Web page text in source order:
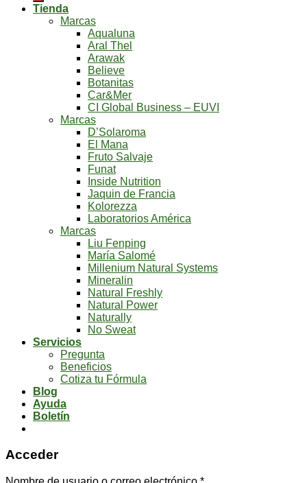
Tienda
Marcas
Aqualuna
Aral Thel
Arawak
Believe
Botanitas
Car&Mer
CI Global Business – EUVI
Marcas
D’Solaroma
El Mana
Fruto Salvaje
Funat
Inside Nutrition
Jaquin de Francia
Kolorezza
Laboratorios América
Marcas
Liu Fenping
María Salomé
Millenium Natural Systems
Mineralin
Natural Freshly
Natural Power
Naturally
No Sweat
Servicios
Pregunta
Beneficios
Cotiza tu Fórmula
Blog
Ayuda
Boletín
Acceder